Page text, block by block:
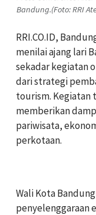
Bandung.(Foto: RRI
RRI.CO.ID,
menilai ajang lari
sekadar kegiatan
dari strategi
tourism.
memberikan
pariwisata,
perkotaan.
‎Wali Kota
penyelenggaraan